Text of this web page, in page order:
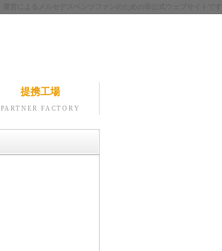
提携工場
PARTNER FACTORY